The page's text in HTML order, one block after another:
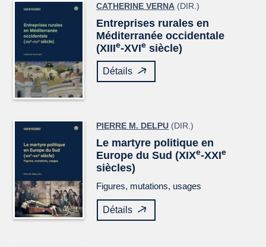
CATHERINE VERNA (DIR.)
Entreprises rurales en
Méditerranée occidentale
(XIIIe-XVIe siècle)
Détails
PIERRE M. DELPU (DIR.)
Le martyre politique en
Europe du Sud (XIXe-XXIe
siècles)
Figures, mutations, usages
Détails